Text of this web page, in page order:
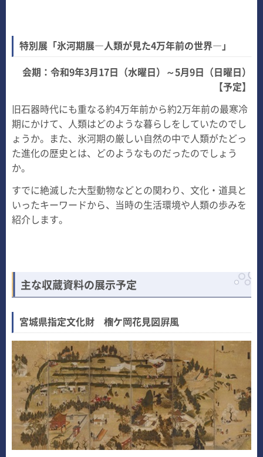
特別展「氷河期展―人類が見た4万年前の世界―」
会期：令和9年3月17日（水曜日）～5月9日（日曜日）
【予定】
旧石器時代にも重なる約4万年前から約2万年前の最寒冷
期にかけて、人類はどのような暮らしをしていたのでし
ょうか。また、氷河期の厳しい自然の中で人類がたどっ
た進化の歴史とは、どのようなものだったのでしょう
か。
すでに絶滅した大型動物などとの関わり、文化・道具と
いったキーワードから、当時の生活環境や人類の歩みを
紹介します。
主な収蔵資料の展示予定
宮城県指定文化財 榴ケ岡花見図屛風